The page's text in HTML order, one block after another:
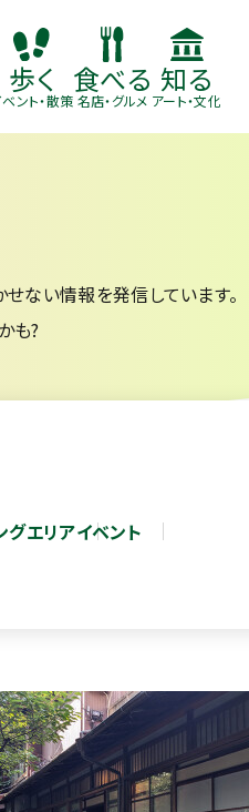
歩く
ント・散策
食べる
名店・グルメ
知る
アート・文化
せない情報を発信しています。
も?
グエリアイベント